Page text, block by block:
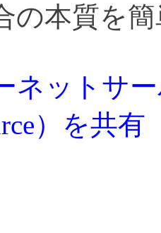
の本質を
ネットサ
）を共